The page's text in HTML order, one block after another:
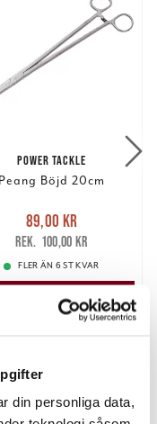
din personliga data,
POWER TACKLE
Peang Böjd 20cm
Nuvarande pris
krTidigare pris
100,00 kr
89,00 kr
100,00 kr
FLER ÄN 6 ST KVAR
LÄGG I VARUKORGEN